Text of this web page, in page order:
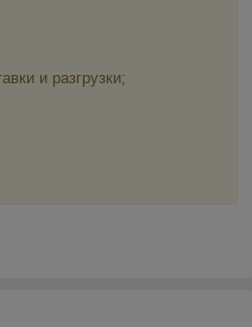
и разгрузки;